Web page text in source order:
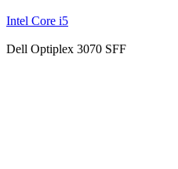
Intel Core i5
Dell Optiplex 3070 SFF